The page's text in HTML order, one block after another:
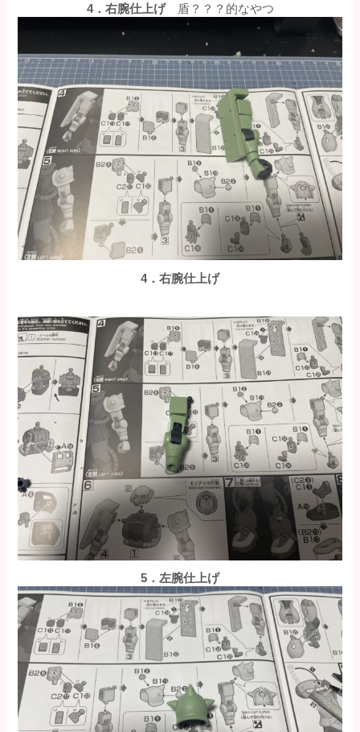
4．右腕仕上げ盾？？？的なやつ
4．右腕仕上げ
5．左腕仕上げ